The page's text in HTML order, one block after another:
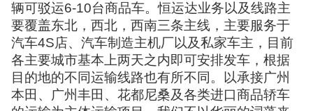
辆可驳运6-10台商品车。恒运达业务以及线路主
要覆盖东北，西北，西南三条主线，主要服务于
汽车4S店、汽车制造主机厂以及私家车主，目前
各主要城市基本上两天之内即可安排发车，根据
目的地的不同运输线路也有所不同。以承接广州
本田、广州丰田、花都尼桑及各类进口商品轿车